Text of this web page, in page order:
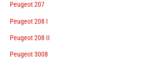
Peugeot 207
Peugeot 208 I
Peugeot 208 II
Peugeot 3008